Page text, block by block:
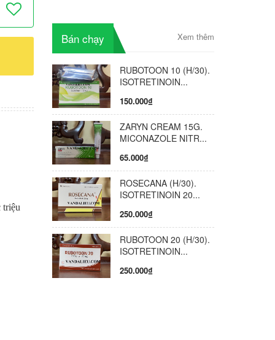
+ Vết
triệu
Bán chạy Xem thêm
RUBOTOON 10 (H/30).
ISOTRETINOIN...
150.000₫
ZARYN CREAM 15G.
MICONAZOLE NITR...
65.000₫
ROSECANA (H/30).
ISOTRETINOIN 20...
250.000₫
RUBOTOON 20 (H/30).
ISOTRETINOIN...
250.000₫